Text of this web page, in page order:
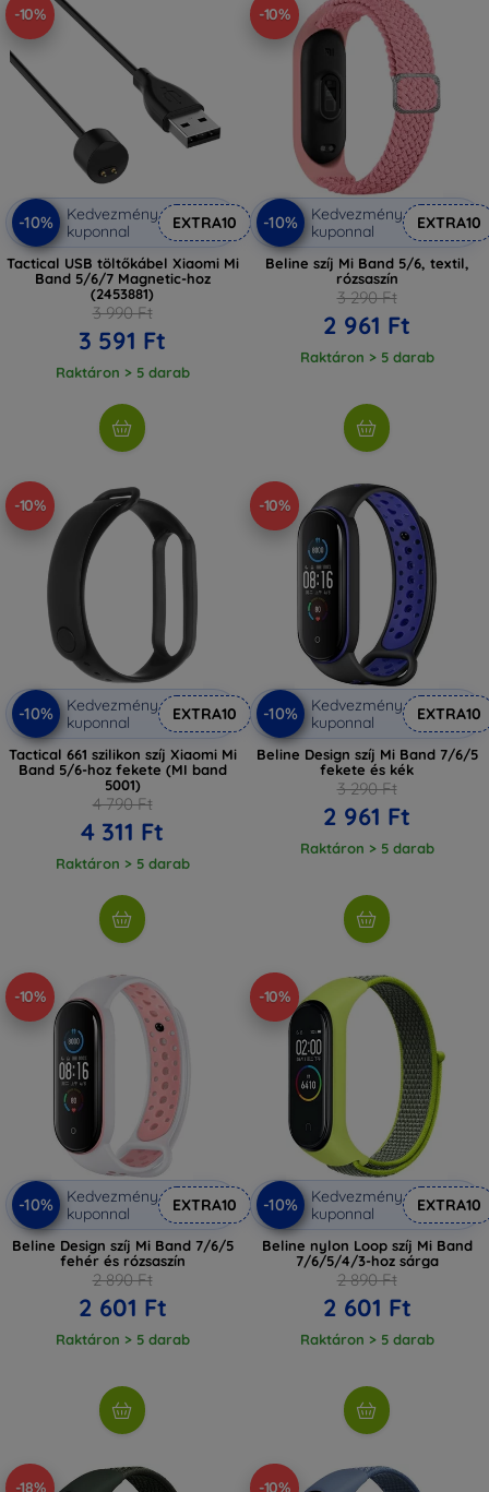
-10%
-10%
Kedvezmény
kuponnal
EXTRA10
Tactical USB töltőkábel Xiaomi Mi
Band 5/6/7 Magnetic-hoz
(2453881)
3 990 Ft
3 591 Ft
Raktáron > 5 darab
-10%
-10%
Kedvezmény
kuponnal
EXTRA10
Beline szíj Mi Band 5/6, textil,
rózsaszín
3 290 Ft
2 961 Ft
Raktáron > 5 darab
-10%
-10%
Kedvezmény
kuponnal
EXTRA10
Tactical 661 szilikon szíj Xiaomi Mi
Band 5/6-hoz fekete (MI band
5001)
4 790 Ft
4 311 Ft
Raktáron > 5 darab
-10%
-10%
Kedvezmény
kuponnal
EXTRA10
Beline Design szíj Mi Band 7/6/5
fekete és kék
3 290 Ft
2 961 Ft
Raktáron > 5 darab
-10%
-10%
Kedvezmény
kuponnal
EXTRA10
Beline Design szíj Mi Band 7/6/5
fehér és rózsaszín
2 890 Ft
2 601 Ft
Raktáron > 5 darab
-10%
-10%
Kedvezmény
kuponnal
EXTRA10
Beline nylon Loop szíj Mi Band
7/6/5/4/3-hoz sárga
2 890 Ft
2 601 Ft
Raktáron > 5 darab
-18% -10%